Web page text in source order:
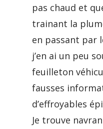
pas chaud et
trainant la
en passant par
j’en ai un peu
feuilleton
fausses
d’effroyables
Je trouve